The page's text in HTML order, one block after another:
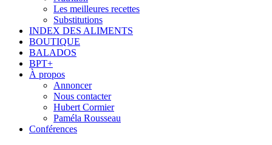
Les meilleures recettes
Substitutions
INDEX DES ALIMENTS
BOUTIQUE
BALADOS
BPT+
À propos
Annoncer
Nous contacter
Hubert Cormier
Paméla Rousseau
Conférences